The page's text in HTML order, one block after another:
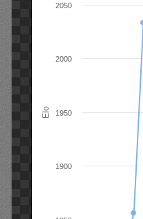
Elo
1900
1950
2000
2050